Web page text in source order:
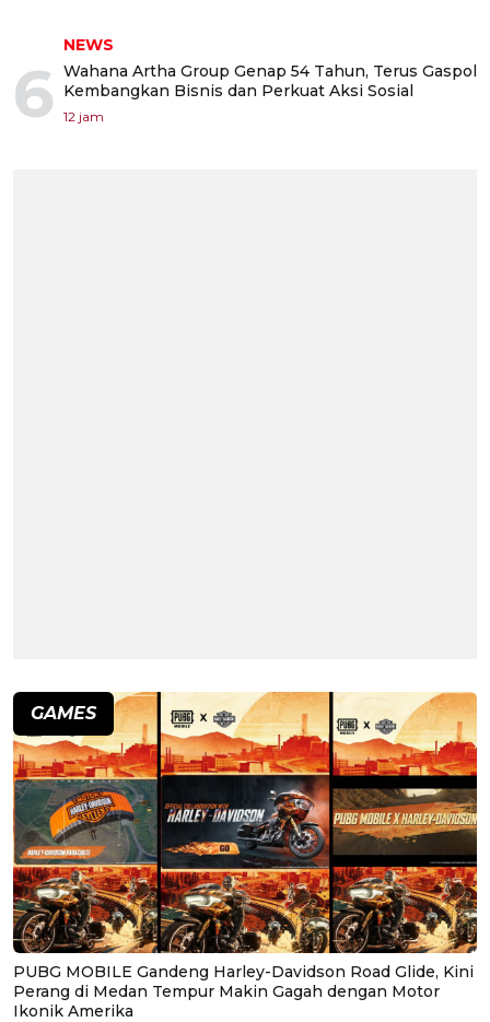
6
NEWS
Wahana Artha Group Genap 54 Tahun, Terus Gaspol
Kembangkan Bisnis dan Perkuat Aksi Sosial
12 jam
GAMES
PUBG MOBILE Gandeng Harley-Davidson Road Glide, Kini
Perang di Medan Tempur Makin Gagah dengan Motor
Ikonik Amerika